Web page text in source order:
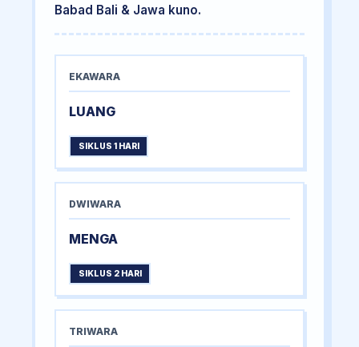
Babad Bali & Jawa kuno.
EKAWARA
LUANG
SIKLUS 1 HARI
DWIWARA
MENGA
SIKLUS 2 HARI
TRIWARA